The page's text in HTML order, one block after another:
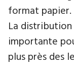
format papier.
La
importante
plus près des